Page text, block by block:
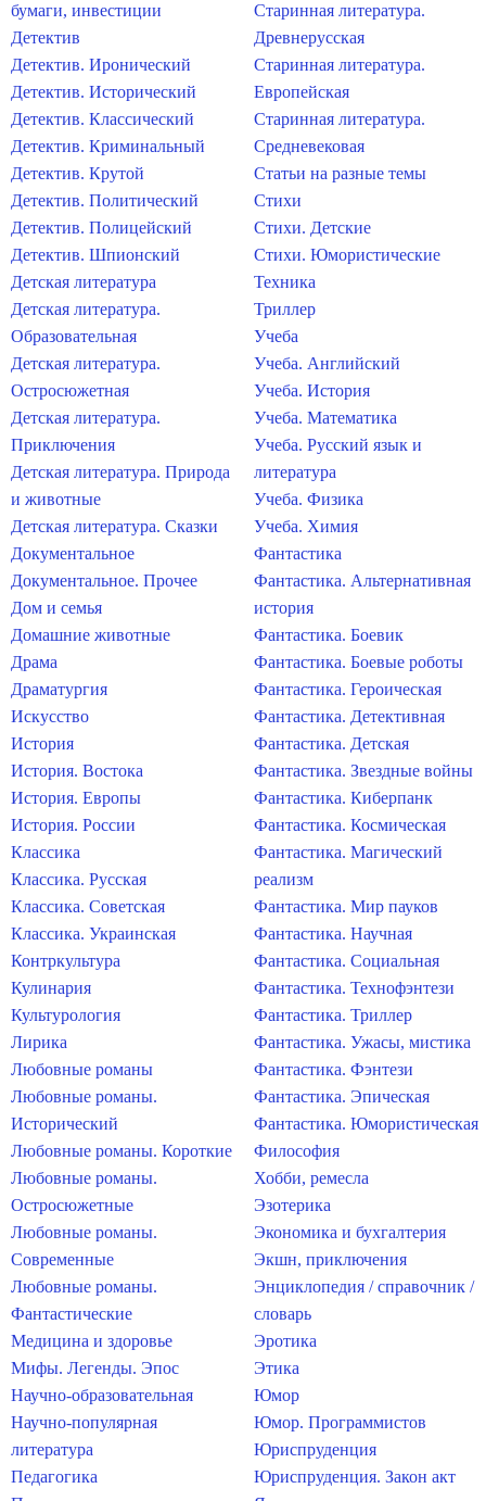
бумаги, инвестиции
Детектив
Детектив. Иронический
Детектив. Исторический
Детектив. Классический
Детектив. Криминальный
Детектив. Крутой
Детектив. Политический
Детектив. Полицейский
Детектив. Шпионский
Детская литература
Детская литература.
Образовательная
Детская литература.
Остросюжетная
Детская литература.
Приключения
Детская литература. Природа
и животные
Детская литература. Сказки
Документальное
Документальное. Прочее
Дом и семья
Домашние животные
Драма
Драматургия
Искусство
История
История. Востока
История. Европы
История. России
Классика
Классика. Русская
Классика. Советская
Классика. Украинская
Контркультура
Кулинария
Культурология
Лирика
Любовные романы
Любовные романы.
Исторический
Любовные романы. Короткие
Любовные романы.
Остросюжетные
Любовные романы.
Современные
Любовные романы.
Фантастические
Медицина и здоровье
Мифы. Легенды. Эпос
Научно-образовательная
Научно-популярная
литература
Педагогика
Старинная литература.
Древнерусская
Старинная литература.
Европейская
Старинная литература.
Средневековая
Статьи на разные темы
Стихи
Стихи. Детские
Стихи. Юмористические
Техника
Триллер
Учеба
Учеба. Английский
Учеба. История
Учеба. Математика
Учеба. Русский язык и
литература
Учеба. Физика
Учеба. Химия
Фантастика
Фантастика. Альтернативная
история
Фантастика. Боевик
Фантастика. Боевые роботы
Фантастика. Героическая
Фантастика. Детективная
Фантастика. Детская
Фантастика. Звездные войны
Фантастика. Киберпанк
Фантастика. Космическая
Фантастика. Магический
реализм
Фантастика. Мир пауков
Фантастика. Научная
Фантастика. Социальная
Фантастика. Технофэнтези
Фантастика. Триллер
Фантастика. Ужасы, мистика
Фантастика. Фэнтези
Фантастика. Эпическая
Фантастика. Юмористическая
Философия
Хобби, ремесла
Эзотерика
Экономика и бухгалтерия
Экшн, приключения
Энциклопедия / справочник /
словарь
Эротика
Этика
Юмор
Юмор. Программистов
Юриспруденция
Юриспруденция. Закон акт